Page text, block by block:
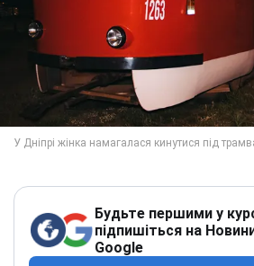
Будьте першими у
підпишіться на
Google